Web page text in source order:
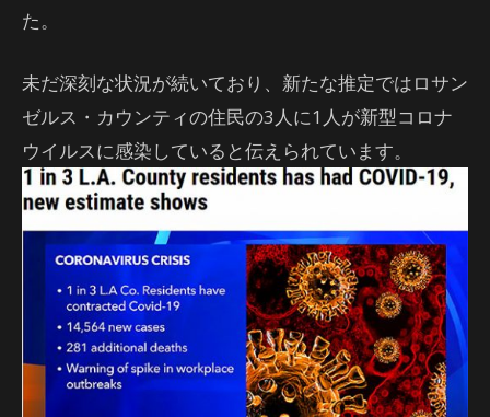
た。
未だ深刻な状況が続いており、新たな推定ではロサン
ゼルス・カウンティの住民の3人に1人が新型コロナ
ウイルスに感染していると伝えられています。